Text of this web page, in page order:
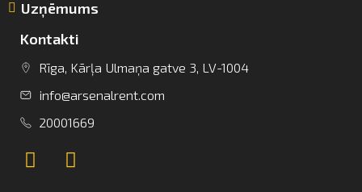
Lietuva
Uzņēmums
Kontakti
Rīga, Kārļa Ulmaņa gatve 3, LV-1004
info@arsenalrent.com
20001669